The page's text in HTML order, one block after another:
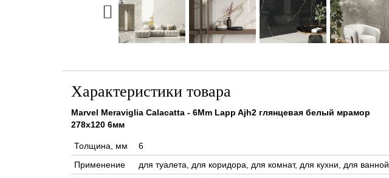
Характеристики товара
Marvel Meraviglia Calacatta - 6Mm Lapp Ajh2 глянцевая белый мрамор
278x120 6мм
Толщина, мм
6
Применение
для туалета, для коридора, для комнат, для кухни, для ванной